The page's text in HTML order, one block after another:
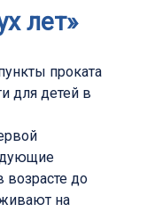
лет»
проката
для детей в
возрасте до
на